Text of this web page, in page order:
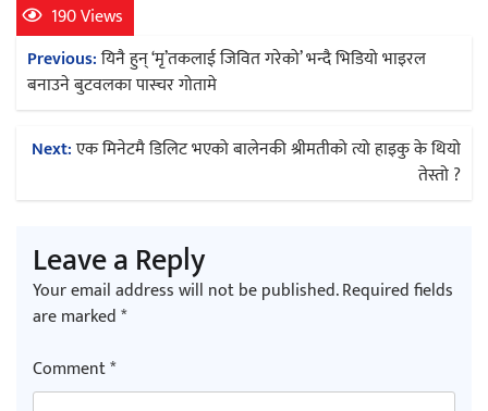
गीति एल्बम ‘जागृति’ लोकार्पण
190 Views
Post
navigation
Previous:यिनै हुन् ‘मृ’तकलाई जिवित गरेको’ भन्दै भिडियो भाइरल
बनाउने बुटवलका पास्चर गोतामे
Next:एक मिनेटमै डिलिट भएको बालेनकी श्रीमतीको त्यो हाइकु के थियाे
तेस्ताे ?
Leave a Reply
Your email address will not be published.Required fields
are marked*
Comment*